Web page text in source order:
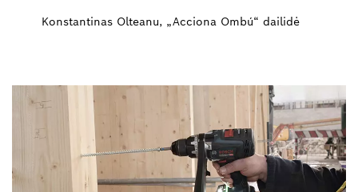
Konstantinas Olteanu, „Acciona Ombú“ dailidė